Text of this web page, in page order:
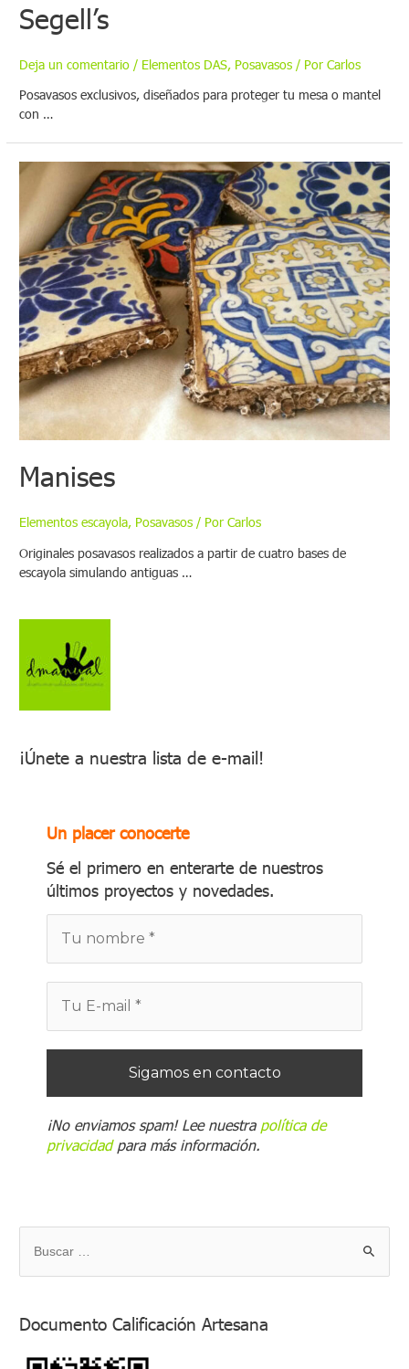
Segell’s
Deja un comentario / Elementos DAS, Posavasos / PorCarlos
Posavasos exclusivos, diseñados para proteger tu mesa o mantel
con …
Manises
Elementos escayola, Posavasos / PorCarlos
Originales posavasos realizados a partir de cuatro bases de
escayola simulando antiguas …
¡Únete a nuestra lista de e-mail!
Un placer conocerte
Sé el primero en enterarte de nuestros
últimos proyectos y novedades.
¡No enviamos spam! Lee nuestra política de
privacidadpara más información.
u
c
Documento Calificación Artesana